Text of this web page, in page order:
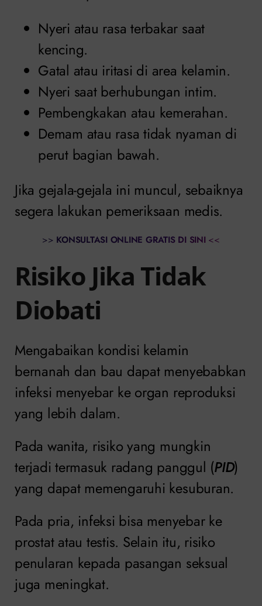
Nyeri atau rasa terbakar saat
kencing.
Gatal atau iritasi di area kelamin.
Nyeri saat berhubungan intim.
Pembengkakan atau kemerahan.
Demam atau rasa tidak nyaman di
perut bagian bawah.
Jika gejala-gejala ini muncul, sebaiknya
segera lakukan pemeriksaan medis.
>> KONSULTASI ONLINE GRATIS DI SINI <<
Risiko Jika Tidak
Diobati
Mengabaikan kondisi kelamin
bernanah dan bau dapat menyebabkan
infeksi menyebar ke organ reproduksi
yang lebih dalam.
Pada wanita, risiko yang mungkin
terjadi termasuk radang panggul (PID)
yang dapat memengaruhi kesuburan.
Pada pria, infeksi bisa menyebar ke
prostat atau testis. Selain itu, risiko
penularan kepada pasangan seksual
juga meningkat.